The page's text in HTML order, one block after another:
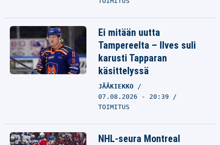
Ei mitään uutta
Tampereelta – Ilves suli
karusti Tapparan
käsittelyssä
JÄÄKIEKKO
07.08.2026 - 20:39
TOIMITUS
NHL-seura Montreal